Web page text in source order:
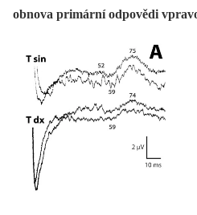
obnova primární odpovědi